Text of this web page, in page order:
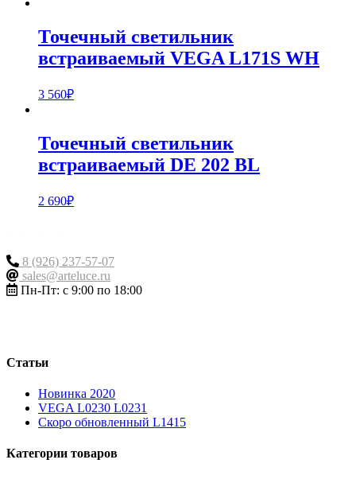
Точечный светильник
встраиваемый VEGA L171S WH
3 560₽
Точечный светильник
встраиваемый DE 202 BL
2 690₽
8 (926) 237-57-07
sales@arteluce.ru
Пн-Пт: с 9:00 по 18:00
Статьи
Новинка 2020
VEGA L0230 L0231
Скоро обновленный L1415
Категории товаров